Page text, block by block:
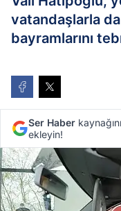
vatandaşlarla
bayramlarını
Ser Haber
ekleyin!